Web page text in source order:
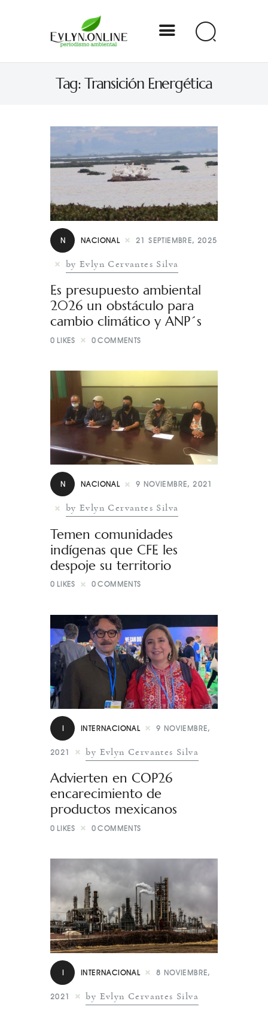
Tag: Transición Energética
Evlyn Online
Periodismo para autogobernarse
Internacional
Nacional
Estados
Especial
N NACIONAL 21 SEPTIEMBRE, 2025
by Evlyn Cervantes Silva
Es presupuesto ambiental
2026 un obstáculo para
cambio climático y ANP´s
0 LIKES 0 COMMENTS
N NACIONAL 9 NOVIEMBRE, 2021
by Evlyn Cervantes Silva
Temen comunidades
indígenas que CFE les
despoje su territorio
0 LIKES 0 COMMENTS
I INTERNACIONAL 9 NOVIEMBRE,
2021 by Evlyn Cervantes Silva
Advierten en COP26
encarecimiento de
productos mexicanos
0 LIKES 0 COMMENTS
I INTERNACIONAL 8 NOVIEMBRE,
2021 by Evlyn Cervantes Silva